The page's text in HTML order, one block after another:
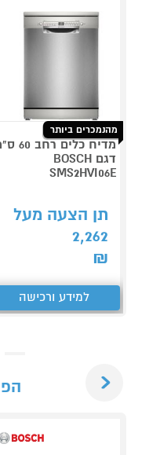
מהנמכרים ביותר
מדיח כלים
דגם BOSCH
SMS2HVI06E
תן הצעה מעל
2,262
₪
למידע ורכישה